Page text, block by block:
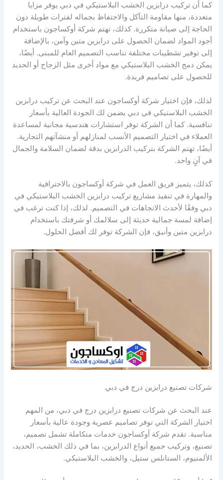
كما أن تركيب درابزين الخشب البلاستيكي في دبي يوفر مزايا
متعددة، منها مقاومة التآكل والاحتفاظ بجماله لفترات طويلة دون
الحاجة إلى صيانة متكررة. كذلك، تهتم شركة أوكساجون باستخدام
أجود المواد لضمان الحصول على درابزين متين وآمن، بالإضافة
إلى توفير تشطيبات مختلفة تناسب التصميم العام للمبنى. أيضًا،
يمكن دمج الخشب البلاستيكي مع مواد أخرى مثل الزجاج أو الحديد
للحصول على تصاميم فريدة.
لذلك، فإن اختيار شركة أوكساجون عند البحث عن تركيب درابزين
الخشب البلاستيكي في دبي يضمن لك الجودة العالية بأسعار
تنافسية. كما أن الشركة توفر استشارات هندسية مجانية لمساعدة
العملاء في اختيار التصميم الأنسب لمنازلهم أو منشآتهم التجارية.
أيضًا، تهتم الشركة بتركيب الدرابزين بدقة لضمان السلامة والجمال
في آنٍ واحد.
كذلك، يتميز فريق العمل في شركة أوكساجون بالاحترافية
والمهارة في تنفيذ مشاريع تركيب درابزين الخشب البلاستيكي في
دبي وفقًا لأحدث الاتجاهات في التصميم. لذلك، إذا كنت ترغب في
إضافة لمسة جمالية حديثة إلى سلالمك أو شرفتك باستخدام
درابزين متين وأنيق، فإن الشركة توفر لك أفضل الحلول.
شركات تصنيع درابزين درج في دبي
عند البحث عن شركات تصنيع درابزين درج في دبي، من المهم
اختيار الشركة التي توفر تصاميم عصرية وجودة عالية بأسعار
مناسبة. تقدم شركة أوكساجون خدمات متكاملة تشمل تصميم،
تصنيع، وتركيب جميع أنواع الدرابزين، بما في ذلك الخشب، الحديد،
الألمنيوم، الستانلس ستيل، والخشب البلاستيكي.